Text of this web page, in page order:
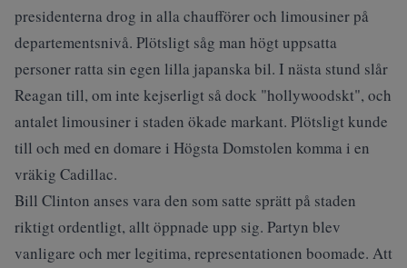
presidenterna drog in alla chaufförer och limousiner på
departementsnivå. Plötsligt såg man högt uppsatta
personer ratta sin egen lilla japanska bil. I nästa stund slår
Reagan till, om inte kejserligt så dock "hollywoodskt", och
antalet limousiner i staden ökade markant. Plötsligt kunde
till och med en domare i Högsta Domstolen komma i en
vräkig Cadillac.
Bill Clinton anses vara den som satte sprätt på staden
riktigt ordentligt, allt öppnade upp sig. Partyn blev
vanligare och mer legitima, representationen boomade. Att